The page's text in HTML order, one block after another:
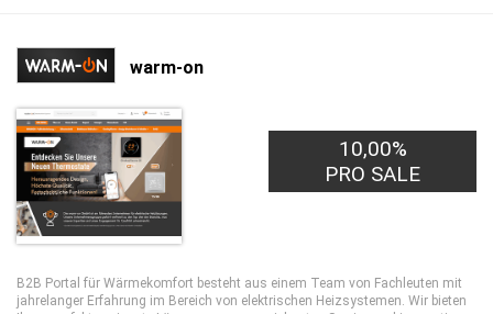
warm-on
10,00%
PRO SALE
B2B Portal für Wärmekomfort besteht aus einem Team von Fachleuten mit
jahrelanger Erfahrung im Bereich von elektrischen Heizsystemen. Wir bieten